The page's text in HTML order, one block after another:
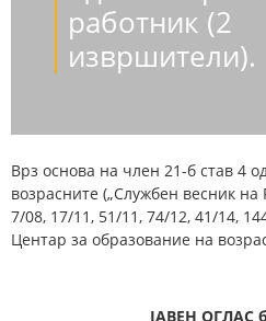
работник (2
извршители).
Врз основа на член 21-б став 4
возрасните („Службен весник на
7/08, 17/11, 51/11, 74/12, 41/14,
Центар за образование на
ЈАВЕН ОГЛАС